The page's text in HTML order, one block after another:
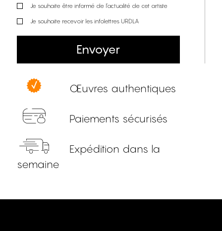
Je souhaite être informé de l’actualité de cet artiste
Je souhaite recevoir les infolettres URDLA
Envoyer
Œuvres authentiques
Paiements sécurisés
Expédition dans la
semaine